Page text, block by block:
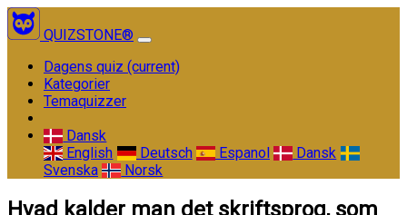
QUIZSTONE®
Dagens quiz (current)
Kategorier
Temaquizzer
Dansk
English
Deutsch Espanol
Dansk
Svenska
Norsk
Hvad kalder man det skriftsprog, som